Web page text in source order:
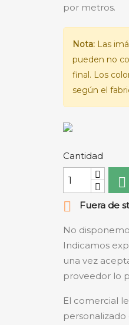
por metros.
Nota:Las
pueden no
final. Los
según el
Cantidad


Fuera de
No
Indicamos
una vez
proveedor lo
El comercial